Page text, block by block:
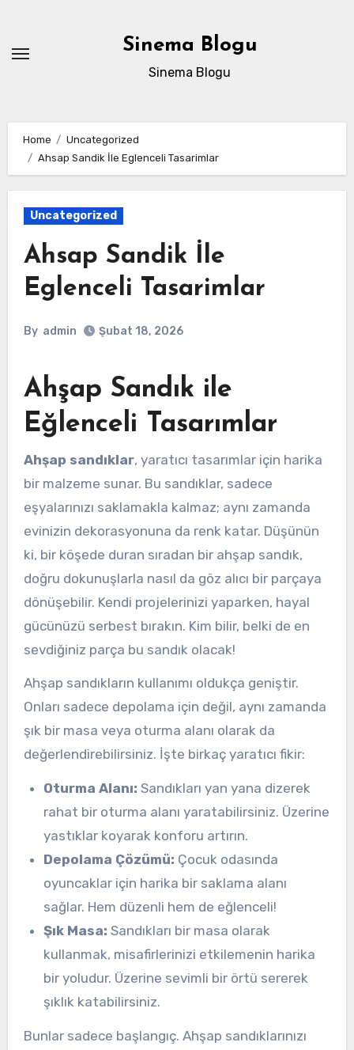
content
Sinema Blogu
Sinema Blogu
Home
Uncategorized
Ahsap Sandik İle Eglenceli Tasarimlar
Uncategorized
Ahsap Sandik İle
Eglenceli Tasarimlar
By admin Şubat 18, 2026
Ahşap Sandık ile
Eğlenceli Tasarımlar
Ahşap sandıklar, yaratıcı tasarımlar için harika
bir malzeme sunar. Bu sandıklar, sadece
eşyalarınızı saklamakla kalmaz; aynı zamanda
evinizin dekorasyonuna da renk katar. Düşünün
ki, bir köşede duran sıradan bir ahşap sandık,
doğru dokunuşlarla nasıl da göz alıcı bir parçaya
dönüşebilir. Kendi projelerinizi yaparken, hayal
gücünüzü serbest bırakın. Kim bilir, belki de en
sevdiğiniz parça bu sandık olacak!
Ahşap sandıkların kullanımı oldukça geniştir.
Onları sadece depolama için değil, aynı zamanda
şık bir masa veya oturma alanı olarak da
değerlendirebilirsiniz. İşte birkaç yaratıcı fikir:
Oturma Alanı: Sandıkları yan yana dizerek
rahat bir oturma alanı yaratabilirsiniz. Üzerine
yastıklar koyarak konforu artırın.
Depolama Çözümü: Çocuk odasında
oyuncaklar için harika bir saklama alanı
sağlar. Hem düzenli hem de eğlenceli!
Şık Masa: Sandıkları bir masa olarak
kullanmak, misafirlerinizi etkilemenin harika
bir yoludur. Üzerine sevimli bir örtü sererek
şıklık katabilirsiniz.
Bunlar sadece başlangıç. Ahşap sandıklarınızı